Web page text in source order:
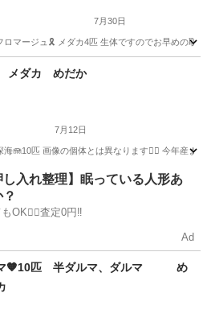
7月30日
ロマージュ🎗️ メダカ4匹 生体ですのでお早めの取
その他
メダカ めだか
7月12日
海🪼10匹 画像の個体とは異なります🙇‍♂️ 今年産
その他 深海
し入れ整理】眠っている人形あ
OK🙆‍♀️査定0円‼️
Ad
マ🧡10匹 半ダルマ、ダルマ め